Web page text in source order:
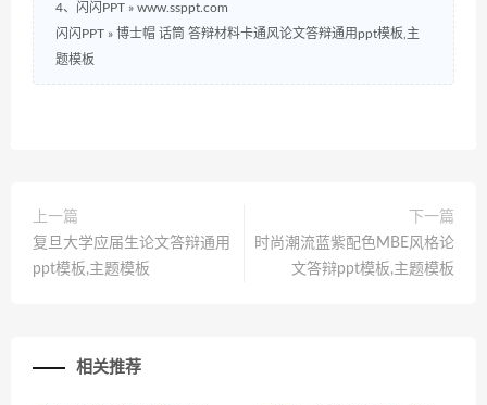
4、闪闪PPT » www.ssppt.com
闪闪PPT » 博士帽 话筒 答辩材料卡通风论文答辩通用ppt模板,主
题模板
上一篇
复旦大学应届生论文答辩通用
ppt模板,主题模板
下一篇
时尚潮流蓝紫配色MBE风格论
文答辩ppt模板,主题模板
相关推荐